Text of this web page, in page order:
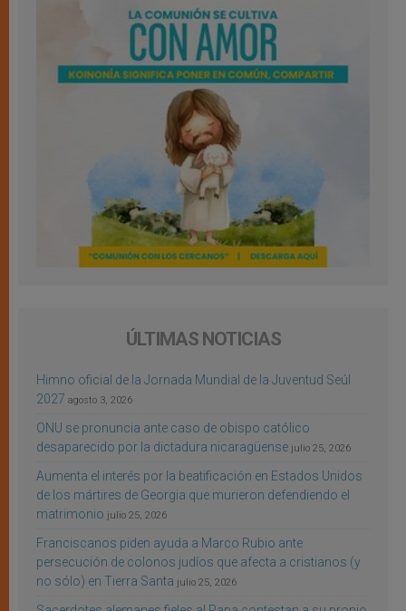
ÚLTIMAS NOTICIAS
Himno oficial de la Jornada Mundial de la Juventud Seúl
2027 agosto 3, 2026
ONU se pronuncia ante caso de obispo católico
desaparecido por la dictadura nicaragüense julio 25, 2026
Aumenta el interés por la beatificación en Estados Unidos
de los mártires de Georgia que murieron defendiendo el
matrimonio julio 25, 2026
Franciscanos piden ayuda a Marco Rubio ante
persecución de colonos judíos que afecta a cristianos (y
no sólo) en Tierra Santa julio 25, 2026